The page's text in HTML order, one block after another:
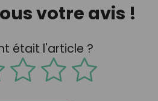
votre avis !
était l'article ?